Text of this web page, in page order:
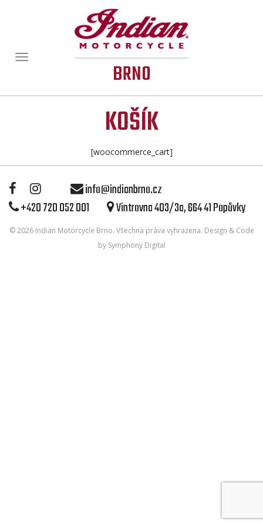
BRNO
Zobrazit/skrýt
KOŠÍK
[woocommerce_cart]
info@indianbrno.cz
+420 720 052 001
Vintrovna 403/3a, 664 41 Popůvky
© 2026 Indian Motorcycle Brno. Všechna práva vyhrazena. Design & Code
by Symphony Digital